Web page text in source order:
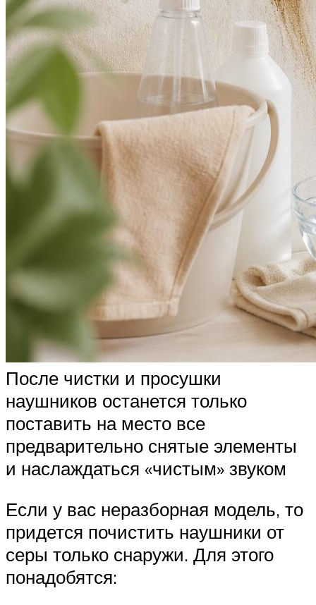
После чистки и просушки
наушников останется только
поставить на место все
предварительно снятые элементы
и наслаждаться «чистым» звуком
Если у вас неразборная модель, то
придется почистить наушники от
серы только снаружи. Для этого
понадобятся: